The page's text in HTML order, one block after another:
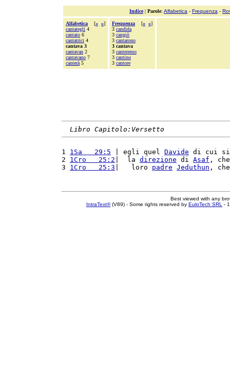
Indice| Parole: Alfabetica - Frequenza -
Alfabetica [« »]
cantategli 4
cantato 6
cantatrici 4
cantava 3
cantavan 2
cantavano 7
canterà 5
Frequenza [« »]
3 candida
3 cangiò
3 cantarono
3 cantava
3 canteremo
3 cantino
3 cantore
Libro Capitolo:Versetto
1 1Sa   29:5 | egli quel Davide di cui
2 1Cro   25:2 |  la direzione di Asaf ,
3 1Cro   25:3 |   loro padre Jeduthun ,
Best viewed with any
IntraText®(V89) - Some rights reserved by EuloTech SRL -